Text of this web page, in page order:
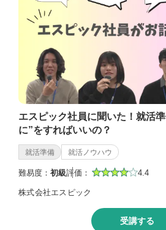
エスピック社員に聞いた！就活
に”をすればいいの？
就活準備 就活ノウハウ
難易度： 初級評価： 4.4
株式会社エスピック
受講する